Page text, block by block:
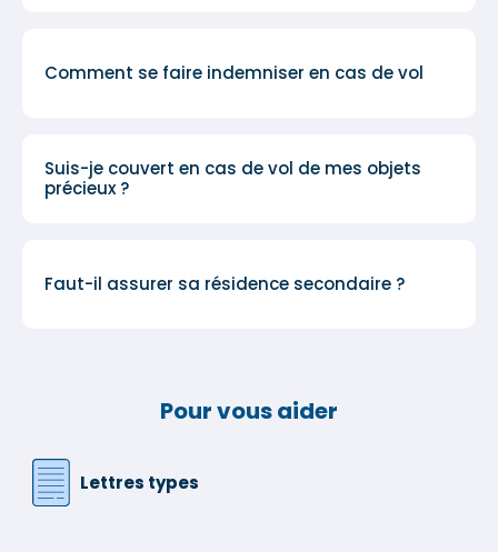
Comment se faire indemniser en cas de vol
Suis-je couvert en cas de vol de mes objets
précieux ?
Faut-il assurer sa résidence secondaire ?
Pour vous aider
Lettres types